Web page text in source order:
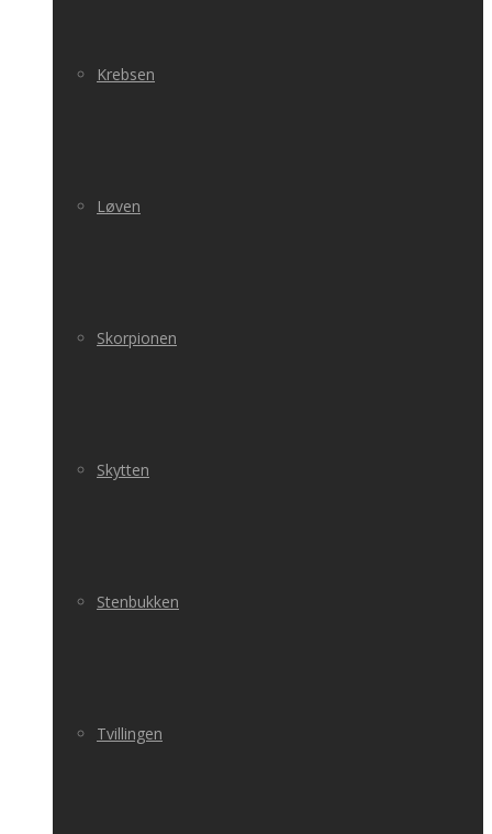
Krebsen
Løven
Skorpionen
Skytten
Stenbukken
Tvillingen